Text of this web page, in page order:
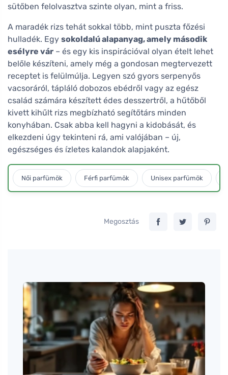
sütőben felolvasztva szinte olyan, mint a friss.
A maradék rizs tehát sokkal több, mint puszta főzési
hulladék. Egy sokoldalú alapanyag, amely második
esélyre vár – és egy kis inspirációval olyan ételt lehet
belőle készíteni, amely még a gondosan megtervezett
receptet is felülmúlja. Legyen szó gyors serpenyős
vacsoráról, tápláló dobozos ebédről vagy az egész
család számára készített édes desszertről, a hűtőből
kivett kihűlt rizs megbízható segítőtárs minden
konyhában. Csak abba kell hagyni a kidobását, és
elkezdeni úgy tekinteni rá, ami valójában – új,
egészséges és ízletes kalandok alapjaként.
Női parfümök Férfi parfümök Unisex parfümök
Megosztás